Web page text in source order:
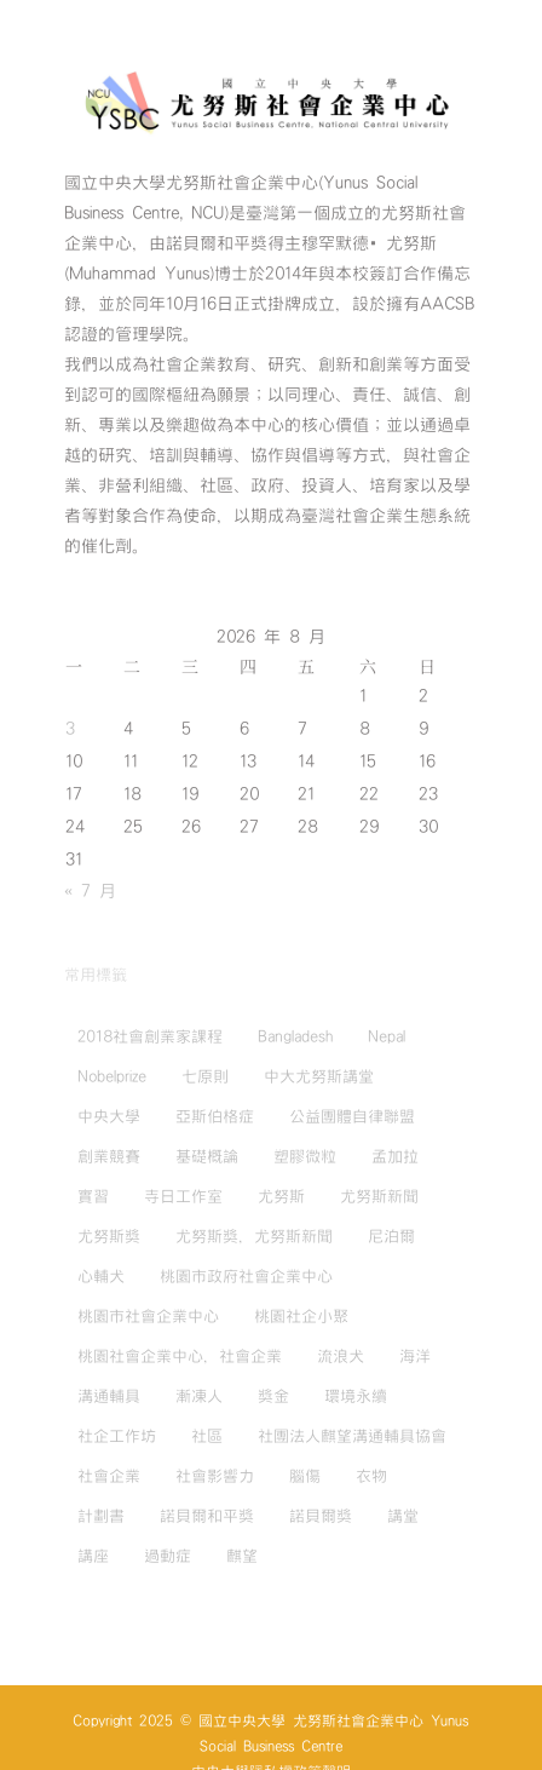
國立中央大學尤努斯社會企業中心(Yunus Social
Business Centre, NCU)是臺灣第一個成立的尤努斯社會
企業中心，由諾貝爾和平獎得主穆罕默德•尤努斯
(Muhammad Yunus)博士於2014年與本校簽訂合作備忘
錄，並於同年10月16日正式掛牌成立，設於擁有AACSB
認證的管理學院。
我們以成為社會企業教育、研究、創新和創業等方面受
到認可的國際樞紐為願景；以同理心、責任、誠信、創
新、專業以及樂趣做為本中心的核心價值；並以通過卓
越的研究、培訓與輔導、協作與倡導等方式，與社會企
業、非營利組織、社區、政府、投資人、培育家以及學
者等對象合作為使命，以期成為臺灣社會企業生態系統
的催化劑。
2026 年 8 月
一 二 三 四 五 六 日
1
2
3
4 5 6 7 8
9
10
11 12 13 14 15
16
17
18 19 20 21 22
23
24
25 26 27 28 29
30
31
« 7 月
常用標籤
2018社會創業家課程 Bangladesh Nepal
Nobelprize 七原則 中大尤努斯講堂
中央大學 亞斯伯格症 公益團體自律聯盟
創業競賽 基礎概論 塑膠微粒 孟加拉
實習 寺日工作室 尤努斯 尤努斯新聞
尤努斯獎 尤努斯獎，尤努斯新聞 尼泊爾
心輔犬 桃園市政府社會企業中心
桃園市社會企業中心 桃園社企小聚
桃園社會企業中心，社會企業 流浪犬 海洋
溝通輔具 漸凍人 獎金 環境永續
社企工作坊 社區 社團法人麒望溝通輔具協會
社會企業 社會影響力 腦傷 衣物
計劃書 諾貝爾和平獎 諾貝爾獎 講堂
講座 過動症 麒望
Copyright 2025 © 國立中央大學 尤努斯社會企業中心 Yunus
Social Business Centre